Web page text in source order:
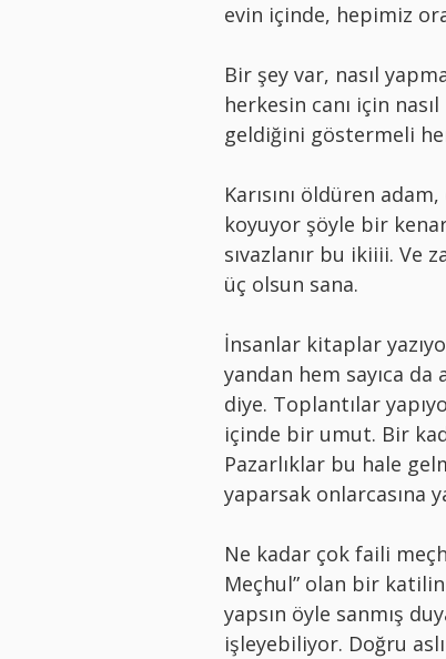
evin içinde, hepimiz
Bir şey var, nasıl
herkesin canı için
geldiğini göstermeli
Karısını öldüren
koyuyor şöyle bir
sıvazlanır bu ikiiii. Ve
üç olsun sana.
İnsanlar kitaplar
yandan hem sayıca
diye. Toplantılar
içinde bir umut. Bir
Pazarlıklar bu hale
yaparsak onlarcasına
Ne kadar çok faili
Meçhul” olan bir
yapsın öyle sanmış
işleyebiliyor. Doğru